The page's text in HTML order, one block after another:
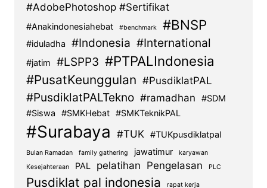
#AdobePhotoshop #Sertifikat
#Anakindonesiahebat #benchmark #BNSP
#iduladha #Indonesia #International
#jatim #LSPP3 #PTPALIndonesia
#PusatKeunggulan #PusdiklatPAL
#PusdiklatPALTekno #ramadhan
#SDM
#Siswa
#SMKHebat #SMKTeknikPAL
#Surabaya #TUK #TUKpusdiklatpal
Bulan Ramadan family gathering jawatimur
karyawan
Kesejahteraan
PAL pelatihan Pengelasan PLC
Pusdiklat pal indonesia rapat kerja